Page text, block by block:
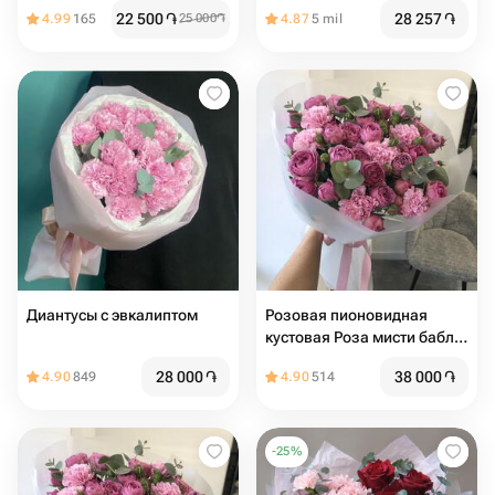
4.99 165 22 500֏25 000֏ 4.875 mil 28 257֏
Диантусы с эвкалиптом
4.90849 28 000֏
Розовая пионовидная
кустовая Роза мисти баблс
эвкалиптом авторский
4.90514 38 000֏
-25%